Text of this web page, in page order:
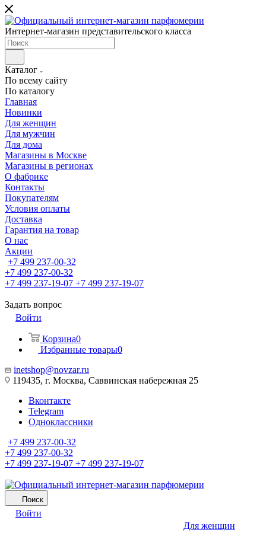
Интернет-магазин представительского класса
Каталог
По всему сайту
По каталогу
Главная
Новинки
Для женщин
Для мужчин
Для дома
Магазины в Москве
Магазины в регионах
О фабрике
Контакты
Покупателям
Условия оплаты
Доставка
Гарантия на товар
О нас
Акции
+7 499 237-00-32
+7 499 237-00-32
+7 499 237-19-07 +7 499 237-19-07
Задать вопрос
Войти
Корзина0
Избранные товары0
inetshop@novzar.ru
119435, г. Москва, Саввинская набережная 25
Вконтакте
Telegram
Одноклассники
+7 499 237-00-32
+7 499 237-00-32
+7 499 237-19-07 +7 499 237-19-07
Поиск
Войти
Для женщин